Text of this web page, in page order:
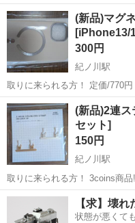
例29万円以上！生活支援物資
無料＆備品付き1R寮完備！赴
◎《大阪府堺市》 人気の工
大阪 堺市 石津川駅
(新品)マグ
[iPhone13/
300円
紀ノ川駅
取りに来られる方！ 定価/770円 3COINS商品！ ホワイト！ お役に立
れば幸いですm(*_ _)m
和歌山 和歌山市 紀ノ川駅
(新品)2連ス
セット]
150円
紀ノ川駅
取りに来られる方！ 3coins商品‼️(330円) ●2つの穴の間隔は1.8～2cm
必要です ●穴の幅が1cm以上のケ
立れば幸いですm(*_ _)m
和歌山 和歌山市 紀ノ川駅
【求】壊
状態が悪くて